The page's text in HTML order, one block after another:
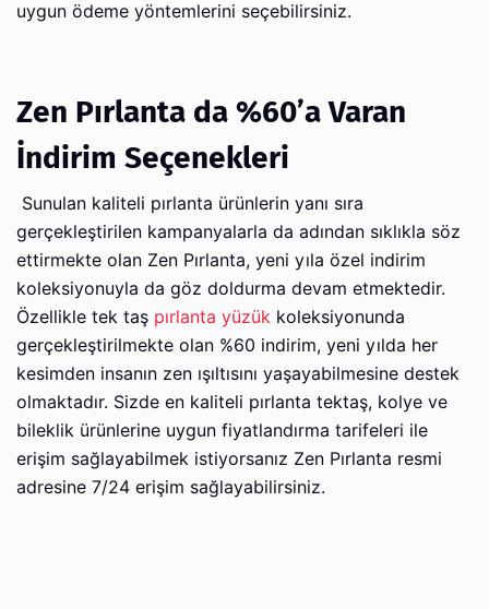
uygun ödeme yöntemlerini seçebilirsiniz.
Zen Pırlanta da %60’a Varan
İndirim Seçenekleri
Sunulan kaliteli pırlanta ürünlerin yanı sıra
gerçekleştirilen kampanyalarla da adından sıklıkla söz
ettirmekte olan Zen Pırlanta, yeni yıla özel indirim
koleksiyonuyla da göz doldurma devam etmektedir.
Özellikle tek taş pırlanta yüzük koleksiyonunda
gerçekleştirilmekte olan %60 indirim, yeni yılda her
kesimden insanın zen ışıltısını yaşayabilmesine destek
olmaktadır. Sizde en kaliteli pırlanta tektaş, kolye ve
bileklik ürünlerine uygun fiyatlandırma tarifeleri ile
erişim sağlayabilmek istiyorsanız Zen Pırlanta resmi
adresine 7/24 erişim sağlayabilirsiniz.